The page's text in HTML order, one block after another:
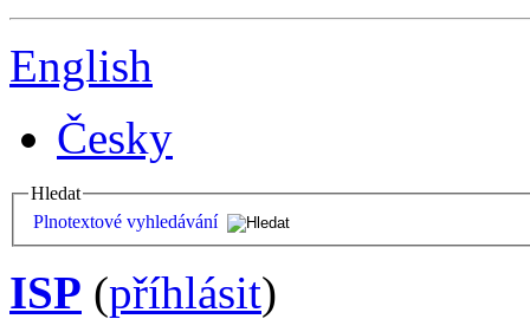
English
Česky
Hledat
Plnotextové vyhledávání
ISP (příhlásit)